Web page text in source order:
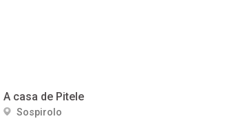
A casa de Pitele
Sospirolo